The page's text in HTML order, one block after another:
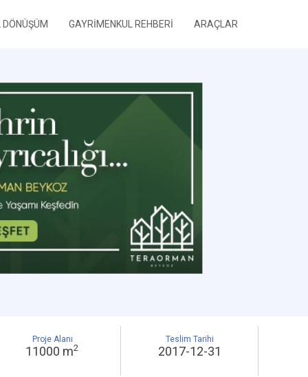
DÖNÜŞÜM GAYRİMENKUL REHBERİ ARAÇLAR
Proje Alanı
11000 m2
Teslim Tarihi
2017-12-31